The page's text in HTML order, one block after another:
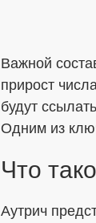
Важной
прирост
будут
Одним из
Что
Аутрич